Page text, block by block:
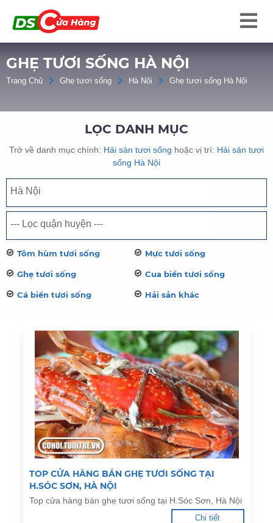
GHẸ TƯƠI SỐNG HÀ NỘI
Trang Chủ Ghẹ tươi sống Hà Nội Ghẹ tươi sống Hà Nội
LỌC DANH MỤC
Trở về danh mục chính: Hải sản tươi sống hoặc vị trí: Hải sản tươi
sống Hà Nội
Tôm hùm tươi sống Mực tươi sống
Ghẹ tươi sống Cua biển tươi sống
Cá biển tươi sống Hải sản khác
TOP CỬA HÀNG BÁN GHẸ TƯƠI SỐNG TẠI
H.SÓC SƠN, HÀ NỘI
Top cửa hàng bán ghẹ tươi sống tại H.Sóc Sơn, Hà Nội
Chi tiết